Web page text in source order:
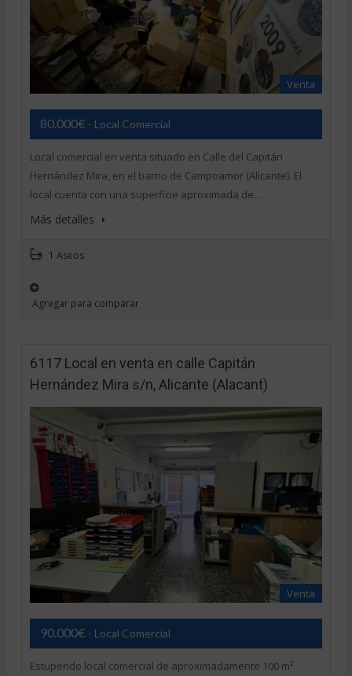
Venta
80.000€ - Local Comercial
Local comercial en venta situado en Calle del Capitán
Hernández Mira, en el barrio de Campoamor (Alicante). El
local cuenta con una superficie aproximada de…
Más detalles
1 Aseos
Agregar para comparar
6117 Local en venta en calle Capitán
Hernández Mira s/n, Alicante (Alacant)
Venta
90.000€ - Local Comercial
Estupendo local comercial de aproximadamente 100 m²